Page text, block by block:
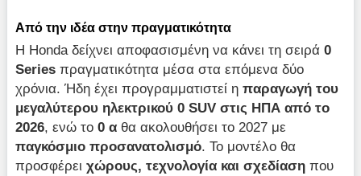
Από την ιδέα στην πραγματικότητα
Η Honda δείχνει αποφασισμένη να κάνει τη σειρά0
Series πραγματικότητα μέσα στα επόμενα δύο
χρόνια. Ήδη έχει προγραμματιστεί ηπαραγωγή του
μεγαλύτερου ηλεκτρικού 0 SUV στις ΗΠΑ από το
2026, ενώ το0 α θα ακολουθήσει το 2027 με
παγκόσμιο προσανατολισμό. Το μοντέλο θα
προσφέρειχώρους, τεχνολογία και σχεδίαση που